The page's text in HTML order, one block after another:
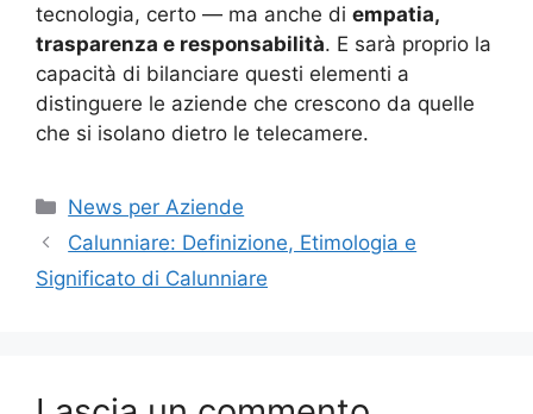
tecnologia, certo — ma anche di empatia,
trasparenza e responsabilità. E sarà proprio la
capacità di bilanciare questi elementi a
distinguere le aziende che crescono da quelle
che si isolano dietro le telecamere.
Categorie
News per Aziende
Calunniare: Definizione, Etimologia e
Significato di Calunniare